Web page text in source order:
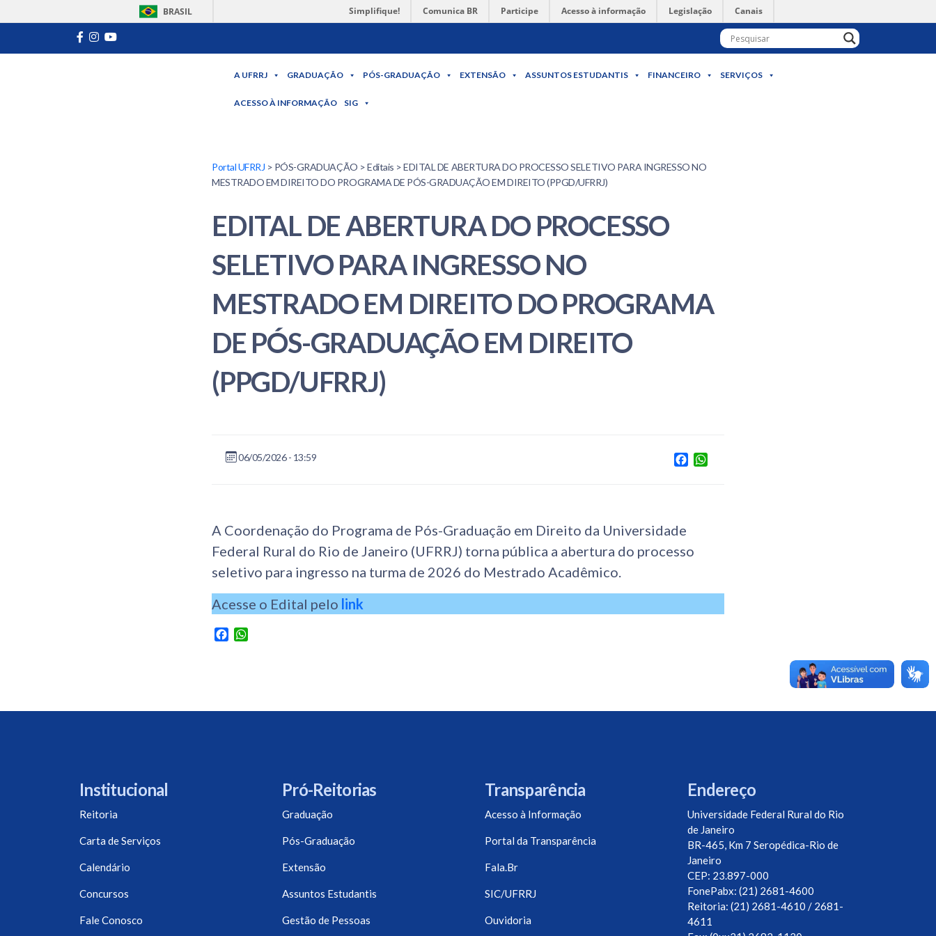
BRASIL Simplifique! Comunica BR Participe Acesso à informação Legislação Canais
A UFRRJ GRADUAÇÃO PÓS-GRADUAÇÃO EXTENSÃO ASSUNTOS ESTUDANTIS FINANCEIRO SERVIÇOS
ACESSO À INFORMAÇÃO SIG
Portal UFRRJ > PÓS-GRADUAÇÃO > Editais > EDITAL DE ABERTURA DO PROCESSO SELETIVO PARA INGRESSO NO
MESTRADO EM DIREITO DO PROGRAMA DE PÓS-GRADUAÇÃO EM DIREITO (PPGD/UFRRJ)
EDITAL DE ABERTURA DO PROCESSO
SELETIVO PARA INGRESSO NO
MESTRADO EM DIREITO DO PROGRAMA
DE PÓS-GRADUAÇÃO EM DIREITO
(PPGD/UFRRJ)
06/05/2026 - 13:59 Facebook
A Coordenação do Programa de Pós-Graduação em Direito da Universidade
Federal Rural do Rio de Janeiro (UFRRJ) torna pública a abertura do processo
seletivo para ingresso na turma de 2026 do Mestrado Acadêmico.
Acesse o Edital pelo link
Facebook
Institucional
Reitoria
Carta de Serviços
Calendário
Concursos
Fale Conosco
Pró-Reitorias
Graduação
Pós-Graduação
Extensão
Assuntos Estudantis
Gestão de Pessoas
Transparência
Acesso à Informação
Portal da Transparência
Fala.Br
SIC/UFRRJ
Ouvidoria
Endereço
Universidade Federal Rural do Rio
de Janeiro
BR-465, Km 7 Seropédica-Rio de
Janeiro
CEP: 23.897-000
FonePabx: (21) 2681-4600
Reitoria: (21) 2681-4610 / 2681-
4611